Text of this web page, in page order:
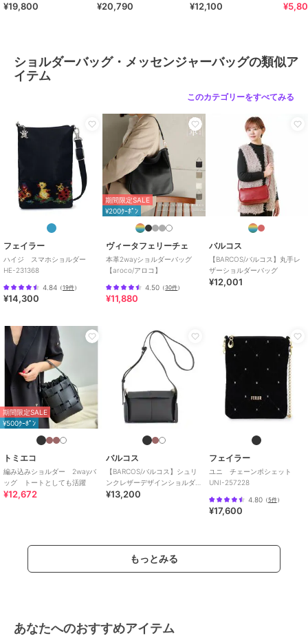
ドバッグ
¥19,800 ¥20,790 ¥12,100
ット
ショルダーバッグ・メッセンジャーバッグの類似ア
イテム
このカテゴリーをすべてみる
フェイラー
ハイジ スマホショルダー
HE-231368
4.84 （19件）
¥14,300
期間限定SALE
¥200ｸｰﾎﾟﾝ
ヴィータフェリーチェ
本革2wayショルダーバッグ
【aroco/アロコ】
4.50 （30件）
¥11,880
バルコス
【BARCOS/バルコス】丸手レ
ザーショルダーバッグ
¥12,001
期間限定SALE
¥500ｸｰﾎﾟﾝ
トミエコ
編み込みショルダー 2wayバ
ッグ トートとしても活躍
¥12,672
バルコス
【BARCOS/バルコス】シュリ
ンクレザーデザインショルダ
ーバッグ
¥13,200
フェイラー
ユニ チェーンポシェット
UNI-257228
4.80（5件）
¥17,600
もっとみる
あなたへのおすすめアイテム